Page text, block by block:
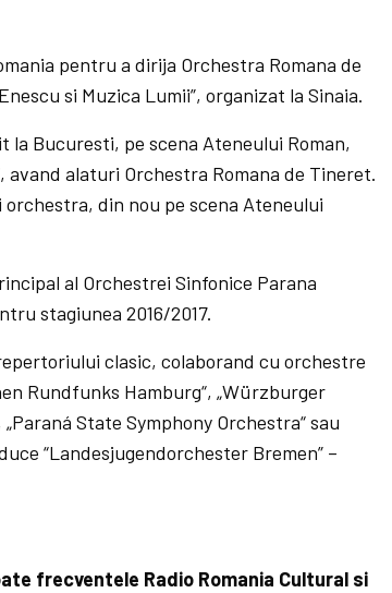
pentru a dirija Orchestra Romana de
si Muzica Lumii”, organizat la Sinaia.
Bucuresti, pe scena Ateneului Roman,
alaturi Orchestra Romana de Tineret.
orchestra, din nou pe scena Ateneului
al Orchestrei Sinfonice Parana
stagiunea 2016/2017.
clasic, colaborand cu orchestre
Rundfunks Hamburg“, „Würzburger
State Symphony Orchestra“ sau
“Landesjugendorchester Bremen” –
frecventele Radio Romania Cultural si